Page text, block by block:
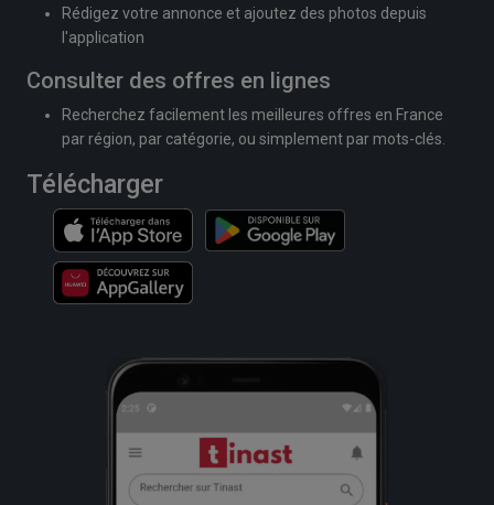
Rédigez votre annonce et ajoutez des photos depuis
l'application
Consulter des offres en lignes
Recherchez facilement les meilleures offres en France
par région, par catégorie, ou simplement par mots-clés.
Télécharger